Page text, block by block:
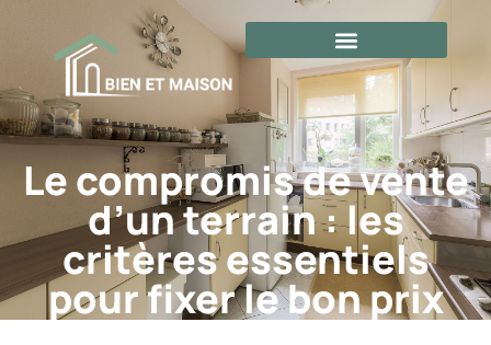
Le compromis de vente
d’un terrain : les
critères essentiels
pour fixer le bon prix